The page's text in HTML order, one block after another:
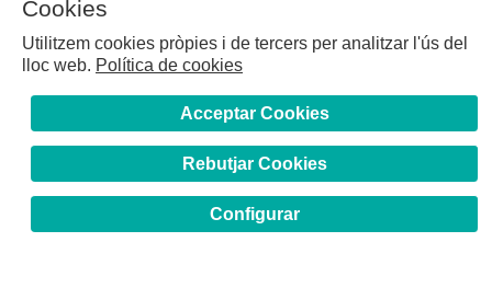
Col·legi de Farmacèutics de la Província de Barcelona | C.
Girona, n° 64-66 - 08009 Barcelona | Tel. (34) 932 44 07 10
Cookies
Utilitzem cookies pròpies i de tercers per analitzar l'ús del
lloc web. Política de cookies
Acceptar Cookies
Rebutjar Cookies
Configurar